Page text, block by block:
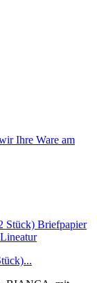
Ihre Ware am